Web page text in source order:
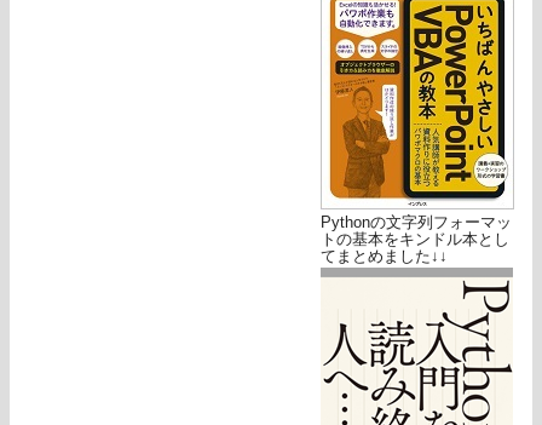
Pythonの文字列フォーマッ
トの基本をキンドル本とし
てまとめました↓↓